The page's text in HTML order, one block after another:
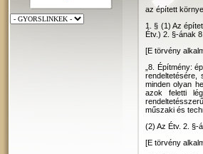
az épített
1. § (1) Az
Étv.) 2. §-ának
[E törvény
„8. Építmény:
rendeltetésére,
minden olyan
azok feletti
műszaki és
(2) Az Étv. 2. §-
[E törvény